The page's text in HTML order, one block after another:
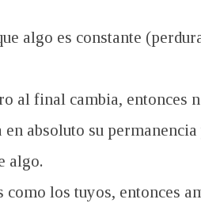
algo es constante
al final cambia, entonces
absoluto su
algo.
los tuyos, entonces